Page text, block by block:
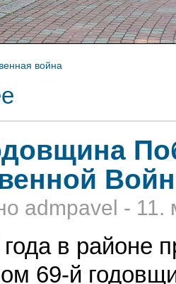
война
admpavel - 11.
в районе
69-й